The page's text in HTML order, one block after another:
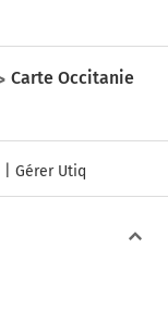
Carte Occitanie
Gérer Utiq